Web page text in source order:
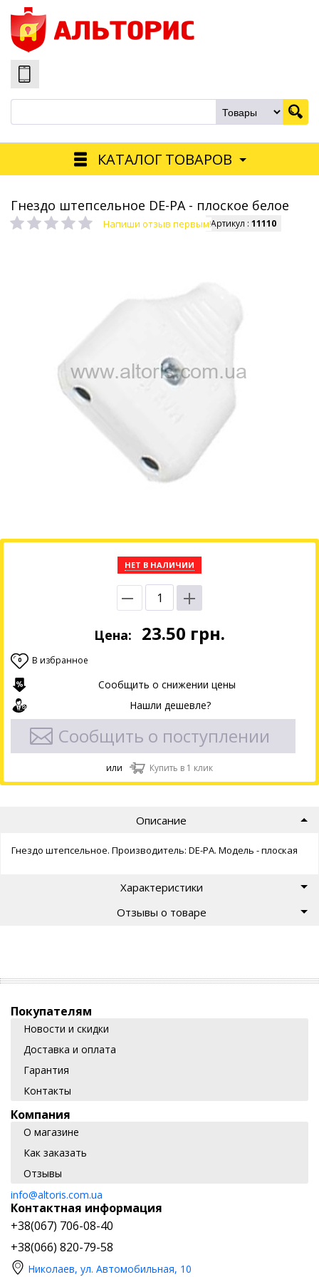
КАТАЛОГ ТОВАРОВ
Гнездо штепсельное DE-PA - плоское белое
Напиши отзыв первым!Артикул : 11110
НЕТ В НАЛИЧИИ
Цена: 23.50 грн.
0 В избранное
Сообщить о снижении цены
Нашли дешевле?
Сообщить о поступлении
или Купить в 1 клик
Описание
Гнездо штепсельное. Производитель: DE-PA. Модель - плоская
Характеристики
Отзывы о товаре
Покупателям
Новости и скидки
Доставка и оплата
Гарантия
Контакты
Компания
О магазине
Как заказать
Отзывы
info@altoris.com.ua
Контактная информация
+38(067) 706-08-40
+38(066) 820-79-58
Николаев, ул. Автомобильная, 10